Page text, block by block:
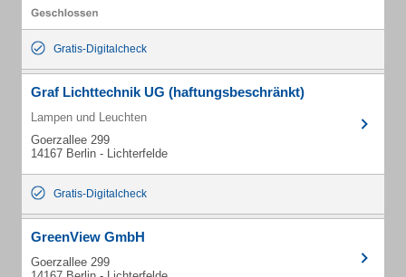
Gratis-Digitalcheck
Graf Lichttechnik UG (haftungsbeschränkt)
Lampen und Leuchten
Goerzallee 299
14167 Berlin - Lichterfelde
Gratis-Digitalcheck
GreenView GmbH
Goerzallee 299